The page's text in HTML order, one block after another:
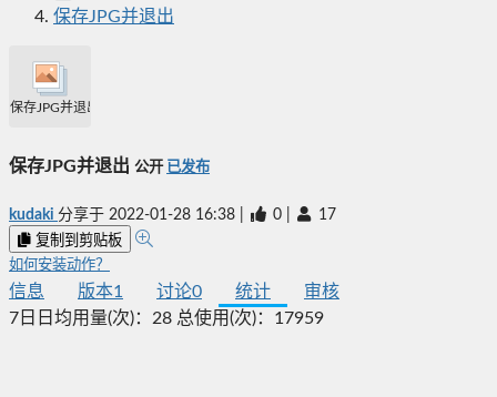
保存JPG并退出
保存JPG并退出
保存JPG并退出 公开 已发布
kudaki 分享于 2022-01-28 16:38 0 17
复制到剪贴板
如何安装动作？
信息 版本1 讨论0 统计
审核
7日日均用量(次)： 28 总使用(次)： 17959